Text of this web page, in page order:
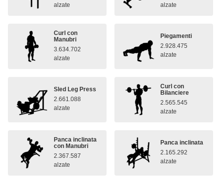
alzate
alzate
Curl con
Manubri
3.634.702
alzate
Piegamenti
2.928.475
alzate
Sled Leg Press
2.661.088
alzate
Curl con
Bilanciere
2.565.545
alzate
Panca inclinata
con Manubri
2.367.587
alzate
Panca inclinata
2.165.292
alzate